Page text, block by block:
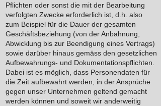
Pflichten oder sonst die mit der Bearbeitung
verfolgten Zwecke erforderlich ist, d.h. also
zum Beispiel für die Dauer der gesamten
Geschäftsbeziehung (von der Anbahnung,
Abwicklung bis zur Beendigung eines Vertrags)
sowie darüber hinaus gemäss den gesetzlichen
Aufbewahrungs- und Dokumentationspflichten.
Dabei ist es möglich, dass Personendaten für
die Zeit aufbewahrt werden, in der Ansprüche
gegen unser Unternehmen geltend gemacht
werden können und soweit wir anderweitig